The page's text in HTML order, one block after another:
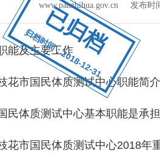
已归档
归档时间：2018-12-31
www.panzhihua.gov.cn 发布时
及主要工作
市国民体质测试中心职能简
体质测试中心基本职能是承担
市国民体质测试中心2018年